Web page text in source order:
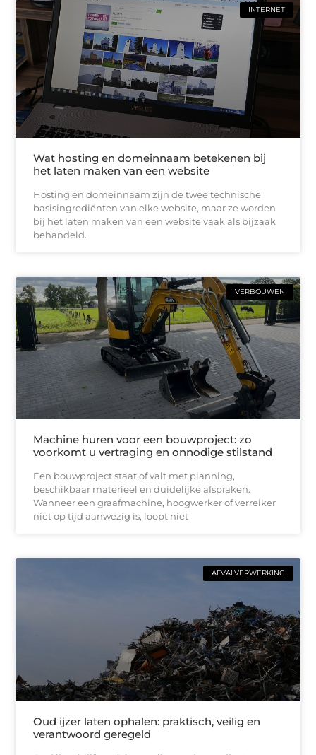
INTERNET
Wat hosting en domeinnaam betekenen bij
het laten maken van een website
Hosting en domeinnaam zijn de twee technische
basisingrediënten van elke website, maar ze worden
bij het laten maken van een website vaak als bijzaak
behandeld.
VERBOUWEN
Machine huren voor een bouwproject: zo
voorkomt u vertraging en onnodige stilstand
Een bouwproject staat of valt met planning,
beschikbaar materieel en duidelijke afspraken.
Wanneer een graafmachine, hoogwerker of verreiker
niet op tijd aanwezig is, loopt niet
AFVALVERWERKING
Oud ijzer laten ophalen: praktisch, veilig en
verantwoord geregeld